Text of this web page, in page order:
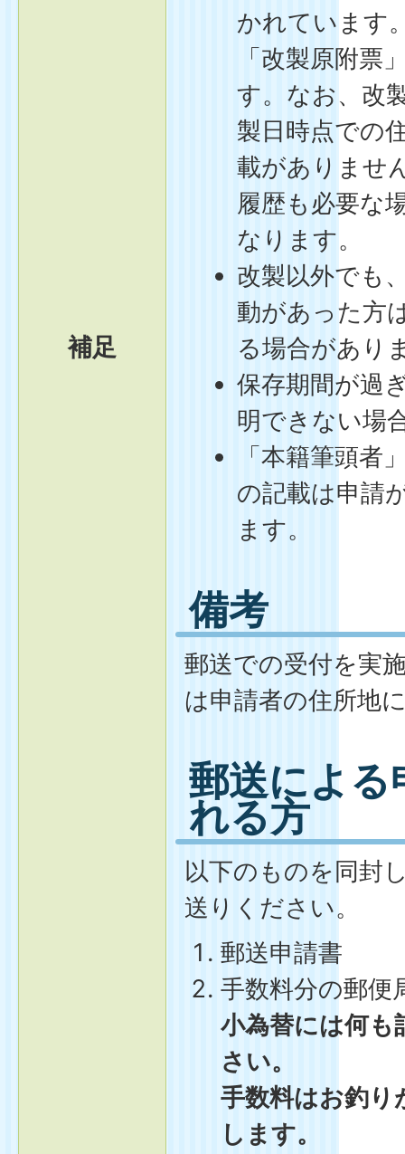
補足
かれています
「改製原附票
す。なお、改
製日時点での
載がありませ
履歴も必要な
なります。
改製以外でも
動があった方
る場合があり
保存期間が過
明できない場
「本籍筆頭者
の記載は申請
ます。
備考
郵送での受付を実
は申請者の住所地
郵送による
れる方
以下のものを同封
送りください。
郵送申請書
手数料分の郵便
小為替には何も
さい。
手数料はお釣り
します。